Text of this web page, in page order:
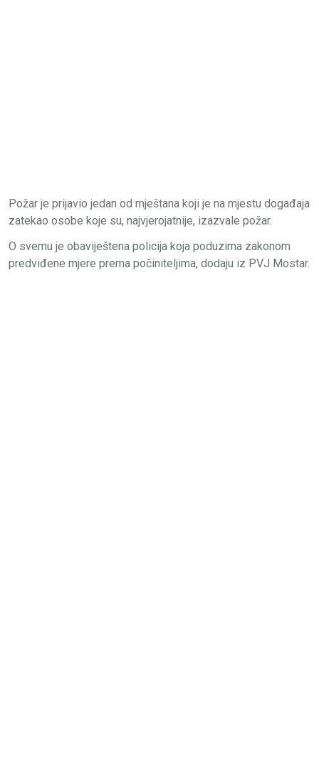
Požar je prijavio jedan od mještana koji je na mjestu događaja
zatekao osobe koje su, najvjerojatnije, izazvale požar.
O svemu je obaviještena policija koja poduzima zakonom
predviđene mjere prema počiniteljima, dodaju iz PVJ Mostar.